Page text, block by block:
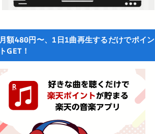
月額480円〜、1日1曲再生するだけでポイン
トGET！